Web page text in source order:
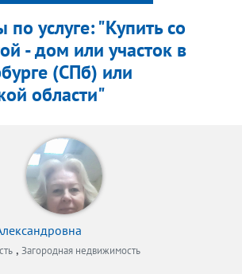
по услуге: "Купить со
- дом или участок в
(СПб) или
области"
, Загородная недвижимость